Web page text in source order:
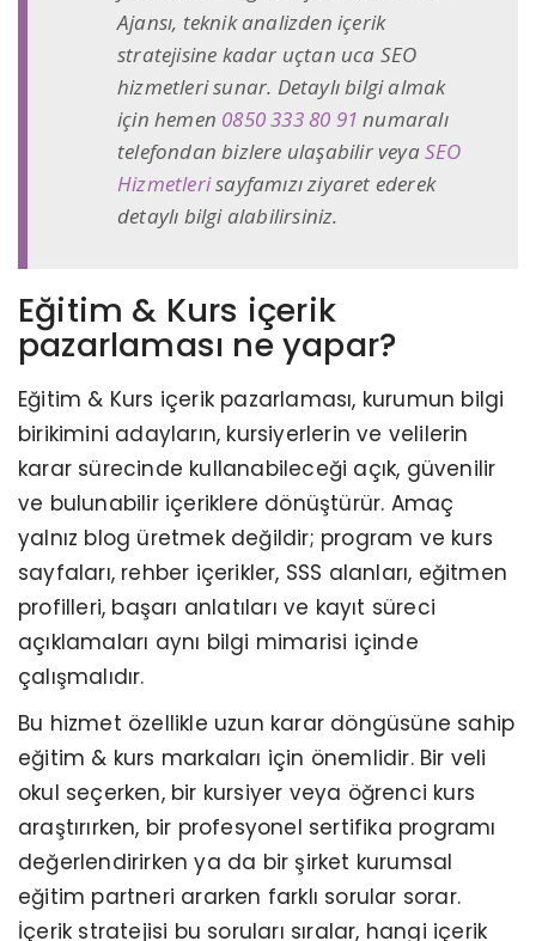
Ajansı, teknik analizden içerik
stratejisine kadar uçtan uca SEO
hizmetleri sunar. Detaylı bilgi almak
için hemen 0850 333 80 91 numaralı
telefondan bizlere ulaşabilir veyaSEO
Hizmetlerisayfamızı ziyaret ederek
detaylı bilgi alabilirsiniz.
Eğitim & Kurs içerik
pazarlaması ne yapar?
Eğitim & Kurs içerik pazarlaması, kurumun bilgi
birikimini adayların, kursiyerlerin ve velilerin
karar sürecinde kullanabileceği açık, güvenilir
ve bulunabilir içeriklere dönüştürür. Amaç
yalnız blog üretmek değildir; program ve kurs
sayfaları, rehber içerikler, SSS alanları, eğitmen
profilleri, başarı anlatıları ve kayıt süreci
açıklamaları aynı bilgi mimarisi içinde
çalışmalıdır.
Bu hizmet özellikle uzun karar döngüsüne sahip
eğitim & kurs markaları için önemlidir. Bir veli
okul seçerken, bir kursiyer veya öğrenci kurs
araştırırken, bir profesyonel sertifika programı
değerlendirirken ya da bir şirket kurumsal
eğitim partneri ararken farklı sorular sorar.
İçerik stratejisi bu soruları sıralar, hangi içerik